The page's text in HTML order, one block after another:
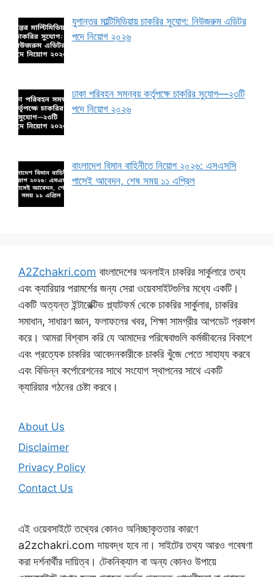
যুগান্তর মাল্টিমিডিয়ায় চাকরির সুযোগ: নিউজরুম এডিটর
পদে নিয়োগ ২০২৬
ঢাকা পরিবহন সমন্বয় কর্তৃপক্ষে চাকরির সুযোগ—২৩টি
পদে নিয়োগ ২০২৬
বাংলাদেশ বিমান বাহিনীতে নিয়োগ ২০২৬: এসএসসি
পাসেই আবেদন, শেষ সময় ১১ এপ্রিল
A2Zchakri.com বাংলাদেশের অনলাইন চাকরির সার্কুলারে তথ্য
এবং ক্যারিয়ার পরামর্শের জন্য সেরা ওয়েবসাইটগুলির মধ্যে একটি।
একটি অত্যন্ত ইন্টারেক্টিভ প্ল্যাটফর্ম থেকে চাকরির সার্কুলার, চাকরির
সমাধান, সাধারণ জ্ঞান, ফলাফলের খবর, শিক্ষা সামগ্রীর আপডেট প্রকাশ
করে। আমরা বিশ্বাস করি যে আমাদের পরিষেবাগুলি কর্মজীবনের বিকাশে
এবং প্রত্যেক চাকরির আবেদনকারীকে চাকরি খুঁজে পেতে সাহায্য করবে
এবং বিভিন্ন কর্পোরেশনের সাথে সংযোগ স্থাপনের সাথে একটি
ক্যারিয়ার গঠনের চেষ্টা করবে।
About Us
Disclaimer
Privacy Policy
Contact Us
এই ওয়েবসাইটে তথ্যের কোনও অনিচ্ছাকৃততার কারণে
a2zchakri.com দায়বদ্ধ হবে না। সাইটের তথ্য আরও গবেষণা
করা দর্শনার্থীর দায়িত্ব। টেকনিক্যাল বা অন্য কোনও উপায়ে